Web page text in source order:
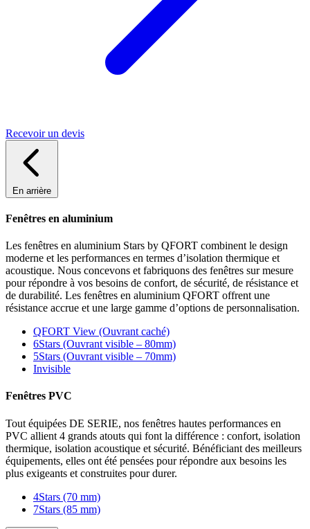
Recevoir un devis
En arrière
Fenêtres en aluminium
Les fenêtres en aluminium Stars by QFORT combinent le design
moderne et les performances en termes d’isolation thermique et
acoustique. Nous concevons et fabriquons des fenêtres sur mesure
pour répondre à vos besoins de confort, de sécurité, de résistance et
de durabilité. Les fenêtres en aluminium QFORT offrent une
résistance accrue et une large gamme d’options de personnalisation.
QFORT View (Ouvrant caché)
6Stars (Ouvrant visible – 80mm)
5Stars (Ouvrant visible – 70mm)
Invisible
Fenêtres PVC
Tout équipées DE SERIE, nos fenêtres hautes performances en
PVC allient 4 grands atouts qui font la différence : confort, isolation
thermique, isolation acoustique et sécurité. Bénéficiant des meilleurs
équipements, elles ont été pensées pour répondre aux besoins les
plus exigeants et construites pour durer.
4Stars (70 mm)
7Stars (85 mm)